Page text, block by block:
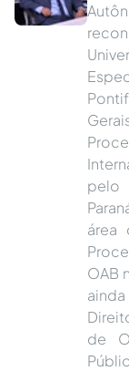
pelo
área
OAB
de